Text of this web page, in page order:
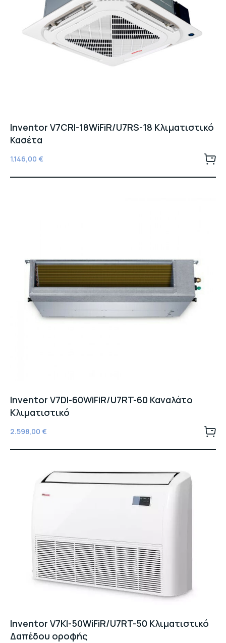
Inventor V7CRI-18WiFiR/U7RS-18 Κλιματιστικό
Κασέτα
1.146,00 €
Inventor V7DI-60WiFiR/U7RT-60 Καναλάτο
Κλιματιστικό
2.598,00 €
Inventor V7KI-50WiFiR/U7RT-50 Κλιματιστικό
Δαπέδου οροφής